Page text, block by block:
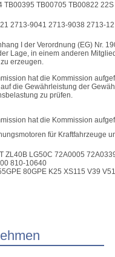
TB00395 TB00705 TB00822
2713-9041 2713-9038 2713-
I der Verordnung (EG) Nr.
Lage, in einem anderen
erzeugen.
hat die Kommission
die Gewährleistung der
zu prüfen.
hat die Kommission
für Kraftfahrzeuge
ZL40B LG50C 72A0005
810-10640
80GPE K25 XS115 V39